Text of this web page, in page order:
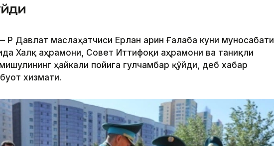
Давлат маслаҳатчиси Ерлан Қарин Ғалаба куни муносабати
Халқ Қаҳрамони, Совет Иттифоқи Қаҳрамони ва таниқли
ҳайкали пойига гулчамбар қўйди, деб хабар
хизмати.